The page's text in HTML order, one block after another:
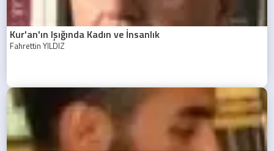
Kur'an'ın Işığında Kadın ve İnsanlık
Fahrettin YILDIZ